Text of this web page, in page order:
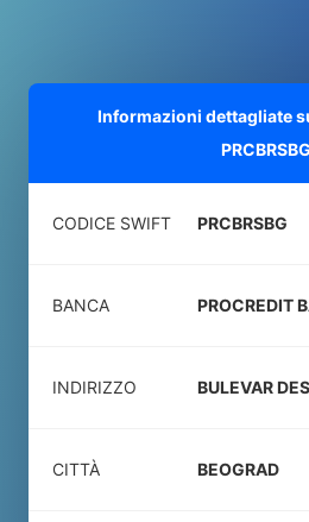
Informazioni dettagliate
PRCBRSBG
CODICE SWIFT PRCBRSBG
BANCA PROCREDIT
INDIRIZZO BULEVAR
CITTÀ BEOGRAD